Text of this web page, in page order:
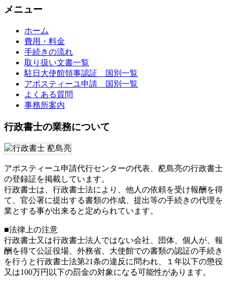
メニュー
ホーム
費用・料金
手続きの流れ
取り扱い文書一覧
駐日大使館領事認証 国別一覧
アポスティーユ申請 国別一覧
よくある質問
事務所案内
行政書士の業務について
アポスティーユ申請代行センターの代表、蓜島亮の行政書士
の登録証を掲載しています。
行政書士は、行政書士法により、他人の依頼を受け報酬を得
て、官公署に提出する書類の作成、提出等の手続きの代理を
業とする事が出来ると定められています。
■法律上の注意
行政書士又は行政書士法人ではない会社、団体、個人が、報
酬を得て公証役場、外務省、大使館での書類の認証の手続き
を行うと行政書士法第21条の違反に問われ、
１年以下の懲役
又は100万円以下の罰金の対象になる可能性があります。